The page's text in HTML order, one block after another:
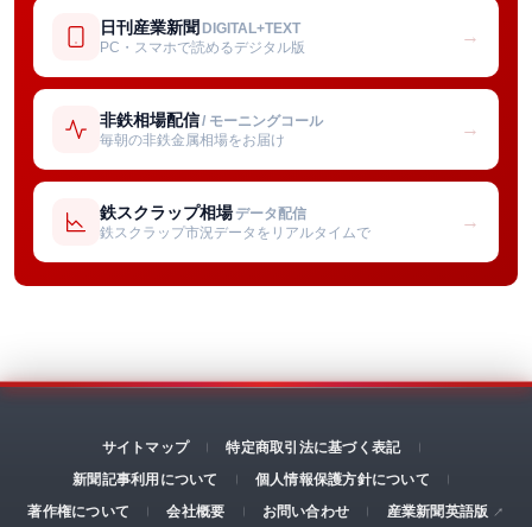
日刊産業新聞 DIGITAL+TEXT
PC・スマホで読めるデジタル版
→
非鉄相場配信/ モーニングコール
毎朝の非鉄金属相場をお届け
→
鉄スクラップ相場 データ配信
鉄スクラップ市況データをリアルタイムで
→
サイトマップ
特定商取引法に基づく表記
新聞記事利用について
個人情報保護方針について
著作権について
会社概要 お問い合わせ 産業新聞英語版